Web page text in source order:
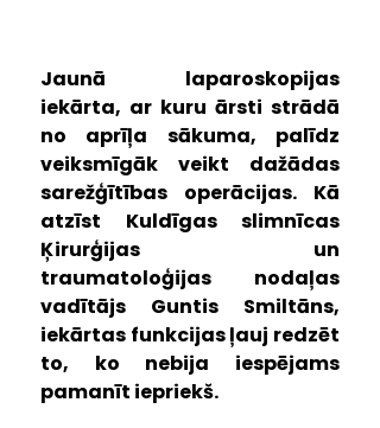
Jaunā laparoskopijas
iekārta, ar kuru ārsti strādā
no aprīļa sākuma, palīdz
veiksmīgāk veikt dažādas
sarežģītības operācijas. Kā
atzīst Kuldīgas slimnīcas
Ķirurģijas un
traumatoloģijas nodaļas
vadītājs Guntis Smiltāns,
iekārtas funkcijas ļauj redzēt
to, ko nebija iespējams
pamanīt iepriekš.